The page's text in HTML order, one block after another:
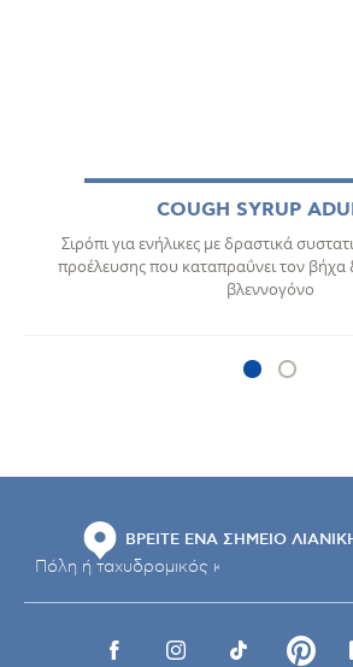
COUGH SYRUP
Σιρόπι για ενήλικες με δραστικά
προέλευσης που καταπραΰνει τον βήχα
βλεννογόνο
ΒΡΕΙΤΕ ΕΝΑ ΣΗΜΕΙΟ